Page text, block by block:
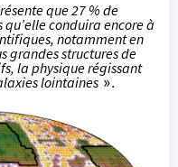
que 27 % de
conduira encore à
notamment en
grandes structures de
la physique régissant
lointaines ».